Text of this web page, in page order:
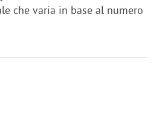
che varia in base al numero